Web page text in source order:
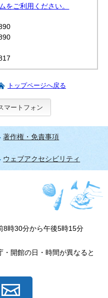
をご利用ください。
トップページへ戻る
マートフォン
著作権・免責事項
ウェブアクセシビリティ
8時30分から午後5時15分
・開館の日・時間が異なると